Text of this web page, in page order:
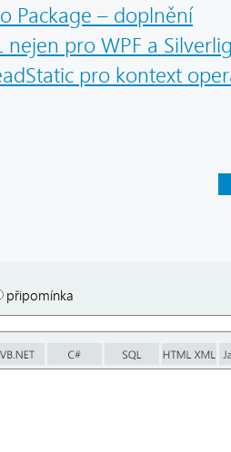
Package – doplnění
nejen pro WPF a
pro kontext
připomínka